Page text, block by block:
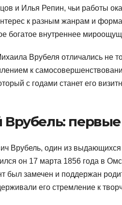
и Илья Репин, чьи работы
к разным жанрам и
богатое внутреннее
Врубеля отличались не
к
с годами станет его
Врубель, один из выдающихся
он 17 марта 1856 года в
был замечен и поддержан
его стремление к